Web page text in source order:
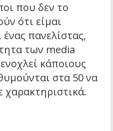
που δεν το
ότι είμαι
ένας πανελίστας,
των media
κάποιους
στα 50 να
χαρακτηριστικά.